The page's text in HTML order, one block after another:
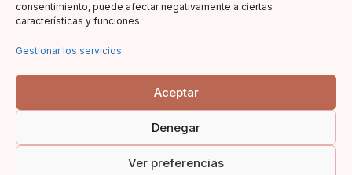
consentimiento, puede afectar negativamente a ciertas
características y funciones.
Gestionar los servicios
Aceptar
Denegar
Ver preferencias
© 2023 Asia Literiaria | Declaración de responsabilidad